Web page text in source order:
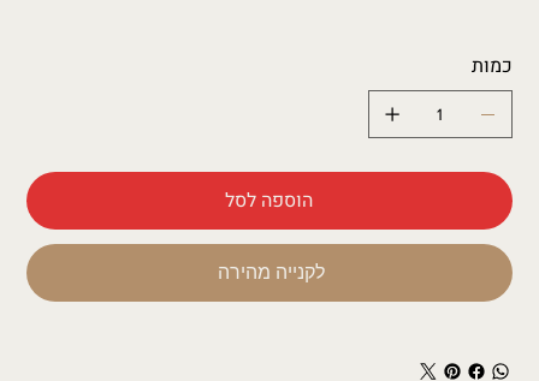
כמות
הוספה לסל
לקנייה מהירה